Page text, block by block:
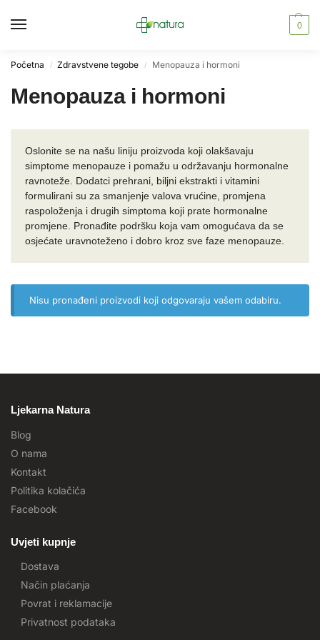
0
Početna / Zdravstvene tegobe / Menopauza i hormoni
Menopauza i hormoni
Oslonite se na našu liniju proizvoda koji olakšavaju
simptome menopauze i pomažu u održavanju hormonalne
ravnoteže. Dodatci prehrani, biljni ekstrakti i vitamini
formulirani su za smanjenje valova vrućine, promjena
raspoloženja i drugih simptoma koji prate hormonalne
promjene. Pronađite podršku koja vam omogućava da se
osjećate uravnoteženo i dobro kroz sve faze menopauze.
Nisu pronađeni proizvodi koji odgovaraju vašem odabiru.
Ljekarna Natura
Blog
O nama
Kontakt
Politika kolačića
Facebook
Uvjeti kupnje
Dostava
Način plaćanja
Povrat i reklamacije
Privatnost podataka